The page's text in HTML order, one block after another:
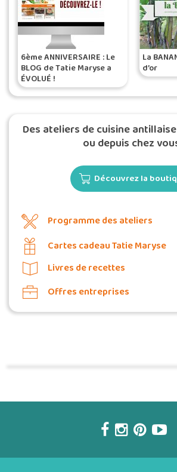
6ème ANNIVERSAIRE : Le
BLOG de Tatie Maryse a
ÉVOLUÉ !
La
d’or
Des ateliers de cuisine
ou depuis chez
Découvrez la
Programme des ateliers
Cartes cadeau Tatie Maryse
Livres de recettes
Offres entreprises